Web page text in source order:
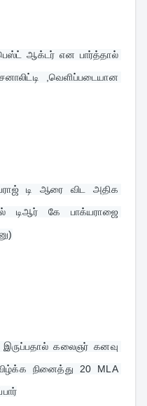
பெஸ்ட் ஆக்டர் என பார்த்தால்
,வெளிப்படையான
டி ஆரை விட அதிக
டிஆர் கே பாக்யராஜை
கலைஞர் கனவு
நினைத்து 20 MLA